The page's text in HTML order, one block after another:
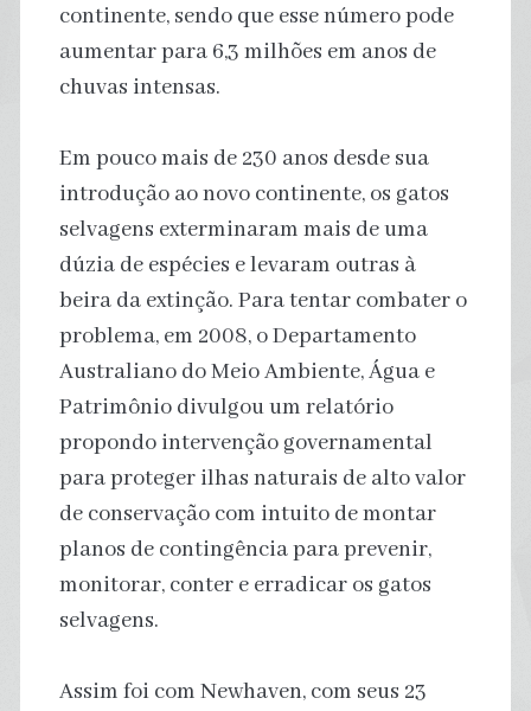
continente, sendo que esse número pode
aumentar para 6,3 milhões em anos de
chuvas intensas.
Em pouco mais de 230 anos desde sua
introdução ao novo continente, os gatos
selvagens exterminaram mais de uma
dúzia de espécies e levaram outras à
beira da extinção. Para tentar combater o
problema, em 2008, o Departamento
Australiano do Meio Ambiente, Água e
Patrimônio divulgou um relatório
propondo intervenção governamental
para proteger ilhas naturais de alto valor
de conservação com intuito de montar
planos de contingência para prevenir,
monitorar, conter e erradicar os gatos
selvagens.
Assim foi com Newhaven, com seus 23